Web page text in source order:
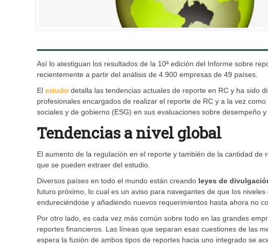
Así lo atestiguan los resultados de la 10ª edición del Informe sobre
recientemente a partir del análisis de 4.900 empresas de 49 países.
El estudio detalla las tendencias actuales de reporte en RC y ha sido
profesionales encargados de realizar el reporte de RC y a la vez
sociales y de gobierno (ESG) en sus evaluaciones sobre desempeño
Tendencias a nivel global
El aumento de la regulación en el reporte y también de la cantidad
que se pueden extraer del estudio.
Diversos países en todo el mundo están creando leyes de
futuro próximo, lo cual es un aviso para navegantes de que los
endureciéndose y añadiendo nuevos requerimientos hasta ahora no
Por otro lado, es cada vez más común sobre todo en las grandes
reportes financieros. Las líneas que separan esas cuestiones de las
espera la fusión de ambos tipos de reportes hacia uno integrado se